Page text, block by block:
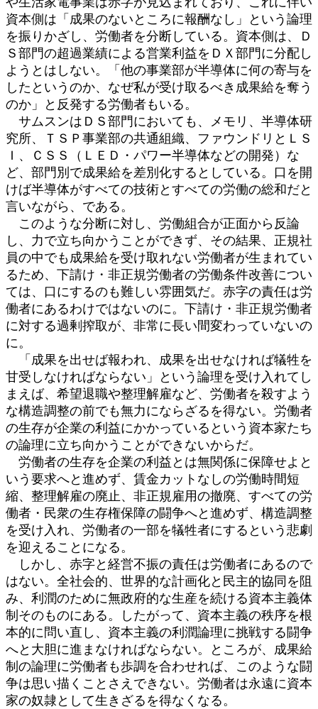
資本側は「成果のないところに報酬なし」という論理
を振りかざし、労働者を分断している。資本側は、Ｄ
Ｓ部門の超過業績による営業利益をＤＸ部門に分配し
ようとはしない。「他の事業部が半導体に何の寄与を
したというのか、なぜ私が受け取るべき成果給を奪う
のか」と反発する労働者もいる。
サムスンはＤＳ部門においても、メモリ、半導体研
究所、ＴＳＰ事業部の共通組織、ファウンドリとＬＳ
Ｉ、ＣＳＳ（ＬＥＤ・パワー半導体などの開発）な
ど、部門別で成果給を差別化するとしている。口を開
けば半導体がすべての技術とすべての労働の総和だと
言いながら、である。
このような分断に対し、労働組合が正面から反論
し、力で立ち向かうことができず、その結果、正規社
員の中でも成果給を受け取れない労働者が生まれてい
るため、下請け・非正規労働者の労働条件改善につい
ては、口にするのも難しい雰囲気だ。赤字の責任は労
働者にあるわけではないのに。下請け・非正規労働者
に対する過剰搾取が、非常に長い間変わっていないの
に。
「成果を出せば報われ、成果を出せなければ犠牲を
甘受しなければならない」という論理を受け入れてし
まえば、希望退職や整理解雇など、労働者を殺すよう
な構造調整の前でも無力にならざるを得ない。労働者
の生存が企業の利益にかかっているという資本家たち
の論理に立ち向かうことができないからだ。
労働者の生存を企業の利益とは無関係に保障せよと
いう要求へと進めず、賃金カットなしの労働時間短
縮、整理解雇の廃止、非正規雇用の撤廃、すべての労
働者・民衆の生存権保障の闘争へと進めず、構造調整
を受け入れ、労働者の一部を犠牲者にするという悲劇
を迎えることになる。
しかし、赤字と経営不振の責任は労働者にあるので
はない。全社会的、世界的な計画化と民主的協同を阻
み、利潤のために無政府的な生産を続ける資本主義体
制そのものにある。したがって、資本主義の秩序を根
本的に問い直し、資本主義の利潤論理に挑戦する闘争
へと大胆に進まなければならない。ところが、成果給
制の論理に労働者も歩調を合わせれば、このような闘
争は思い描くことさえできない。労働者は永遠に資本
家の奴隷として生きざるを得なくなる。